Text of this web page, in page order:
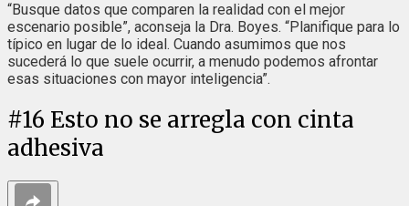
“Busque datos que comparen la realidad con el mejor
escenario posible”, aconseja la Dra. Boyes. “Planifique para lo
típico en lugar de lo ideal. Cuando asumimos que nos
sucederá lo que suele ocurrir, a menudo podemos afrontar
esas situaciones con mayor inteligencia”.
#16 Esto no se arregla con cinta
adhesiva